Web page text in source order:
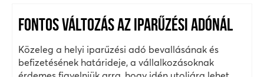
FONTOS VÁLTOZÁS AZ IPARŰZÉSI ADÓNÁL
Közeleg a helyi iparűzési adó bevallásának és
befizetésének határideje, a vállalkozásoknak